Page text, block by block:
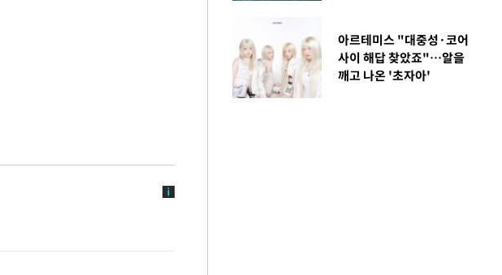
아르테미스 "대중성·코어
사이 해답 찾았죠"…알을
깨고 나온 '초자아'